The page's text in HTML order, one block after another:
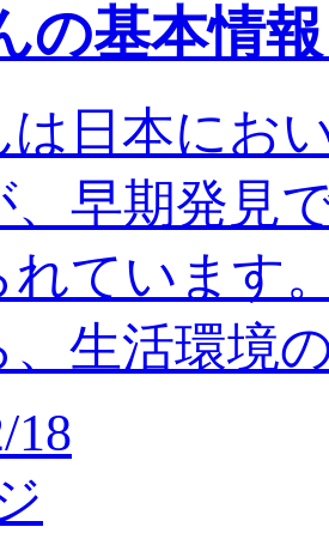
の基本情
は日本にお
、早期発見
れています
、生活環境
18